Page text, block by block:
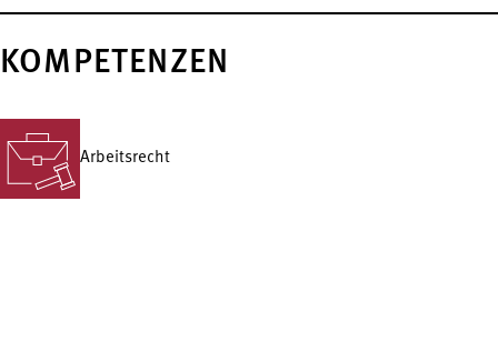
KOMPETENZEN
Arbeitsrecht